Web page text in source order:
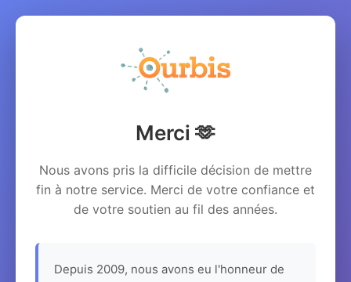
Merci 🫶
Nous avons pris la difficile décision de mettre
fin à notre service. Merci de votre confiance et
de votre soutien au fil des années.
Depuis 2009, nous avons eu l'honneur de